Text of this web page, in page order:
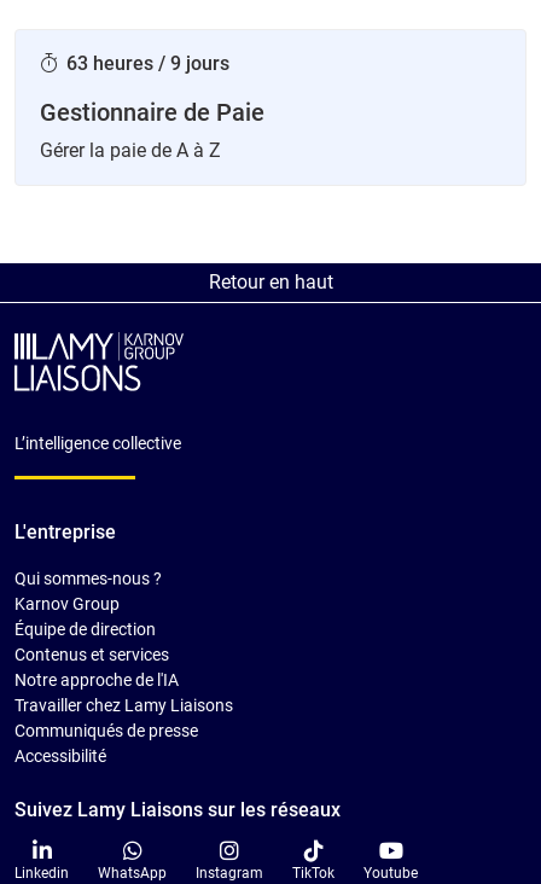
63 heures / 9 jours
Gestionnaire de Paie
Gérer la paie de A à Z
Retour en haut
L’intelligence collective
L'entreprise
Qui sommes-nous ?
Karnov Group
Équipe de direction
Contenus et services
Notre approche de l'IA
Travailler chez Lamy Liaisons
Communiqués de presse
Accessibilité
Suivez Lamy Liaisons sur les réseaux
Linkedin WhatsApp Instagram TikTok Youtube